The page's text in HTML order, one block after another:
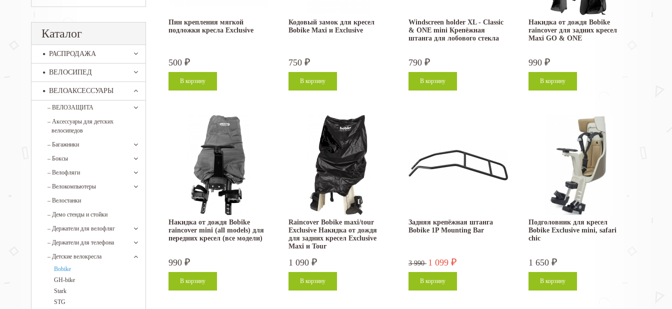
Каталог
РАСПРОДАЖА
ВЕЛОСИПЕД
ВЕЛОАКСЕССУАРЫ
– ВЕЛОЗАЩИТА
– Аксессуары для детских
велосипедов
– Багажники
– Боксы
– Велофляги
– Велокомпьютеры
– Велостанки
– Демо стенды и стойки
– Держатели для велофляг
– Держатели для телефона
– Детские велокресла
Bobike
GH-bike
Stark
STG
Пин крепления мягкой
подложки кресла Exclusive
500 ₽
Кодовый замок для кресел
Bobike Maxi и Exclusive
750 ₽
Windscreen holder XL - Classic
& ONE mini Крепёжная
штанга для лобового стекла
790 ₽
Накидка от дождя Bobike
raincover для задних кресел
Maxi GO & ONE
990 ₽
Накидка от дождя Bobike
raincover mini (all models) для
передних кресел (все модели)
990 ₽
Raincover Bobike maxi/tour
Exclusive Накидка от дождя
для задних кресел Exclusive
Maxi и Tour
1 090 ₽
Задняя крепёжная штанга
Bobike 1P Mounting Bar
3 990 1 099 ₽
Подголовник для кресел
Bobike Exclusive mini, safari
chic
1 650 ₽